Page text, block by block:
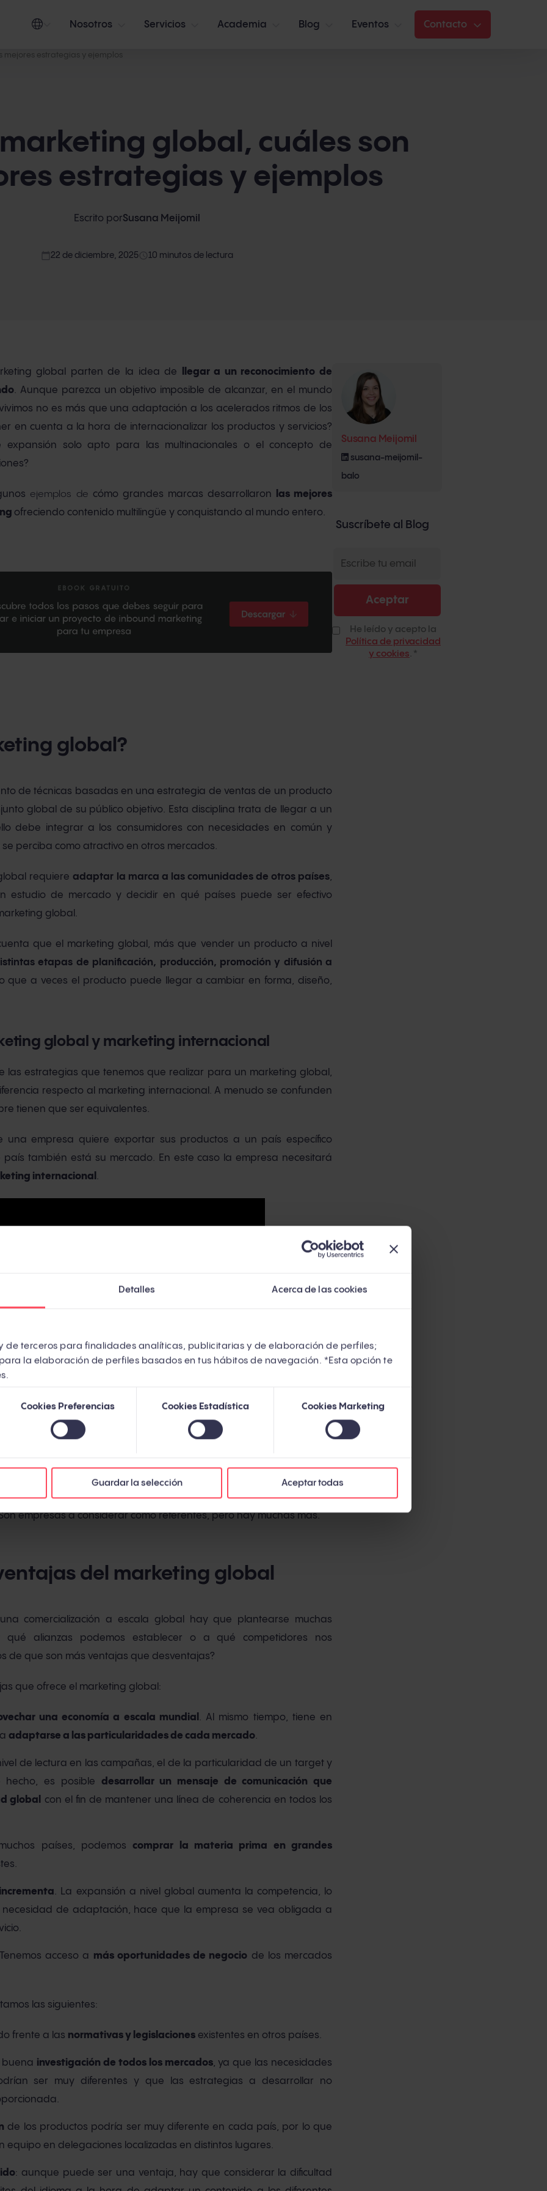
Detalles Acerca de las cookies
de terceros para finalidades analíticas, publicitarias y de elaboración de perfiles;
la elaboración de perfiles basados en tus hábitos de navegación. *Esta opción te
Cookies Preferencias Cookies Estadística Cookies Marketing
Guardar la selección Aceptar todas
Nosotros Servicios Academia Blog Eventos Contacto
mejores estrategias y ejemplos
global, cuáles son
estrategias y ejemplos
Escrito porSusana Meijomil
access_time 10 minutos de lectura
22 de diciembre, 2025
global parten de la idea de
llegar a un reconocimiento de
. Aunque parezca un objetivo imposible de alcanzar, en el mundo
no es más que una adaptación a los acelerados ritmos de los
en cuenta a la hora de internacionalizar los productos y servicios?
solo apto para las multinacionales o el concepto de
ejemplos de cómo grandes marcas desarrollaron
las mejores
ofreciendo contenido multilingüe y conquistando al mundo entero.
global?
de técnicas basadas en una estrategia de ventas de un producto
global de su público objetivo. Esta disciplina trata de llegar a un
debe integrar a los consumidores con necesidades en común y
perciba como atractivo en otros mercados.
requiereadaptar la marca a las comunidades de otros países,
estudio de mercado y decidir en qué países puede ser efectivo
global.
que el marketing global, más que vender un producto a nivel
etapas de planificación, producción, promoción y difusión a
que a veces el producto puede llegar a cambiar en forma, diseño,
global y marketing internacional
las estrategias que tenemos que realizar para un marketing global,
respecto al marketing internacional. A menudo se confunden
tienen que ser equivalentes.
una empresa quiere exportar sus productos a un país específico
también está su mercado. En este caso la empresa necesitará
internacional .
expandir su presencia a muchos otros países, teniendo en
semejanzas políticas, sociales y económicas entre ellos, entonces
de marketing global de las que vamos a hablar después son
empresas a considerar como referentes, pero hay muchas más.
del marketing global
comercialización a escala global hay que plantearse muchas
qué alianzas podemos establecer o a qué competidores nos
de que son más ventajas que desventajas?
que ofrece el marketing global:
una economía a escala mundial . Al mismo tiempo, tiene en
adaptarse a las particularidades de cada mercado.
de lectura en las campañas, el de la particularidad de un target y
es posible desarrollar un mensaje de comunicación que
global
con el fin de mantener una línea de coherencia en todos los
países, podemoscomprar la materia prima en grandes
. La expansión a nivel global aumenta la competencia, lo
de adaptación, hace que la empresa se vea obligada a
acceso a más oportunidades de negocio de los mercados
las siguientes:
frente a las normativas y legislaciones existentes en otros países.
buena investigación de todos los mercados, ya que las necesidades
ser muy diferentes y que las estrategias a desarrollar no
de los productos podría ser muy diferente en cada país, por lo que
equipo en delegaciones localizadas en distintos lugares.
: aunque puede ser una ventaja, hay que considerar la dificultad
Susana Meijomil
susana-meijomil-
balo
Suscríbete al Blog
He leído y acepto la
Política de privacidad
y cookies *